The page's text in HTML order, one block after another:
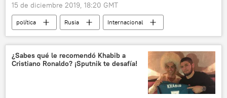
15 de diciembre 2019, 18:20 GMT
política Rusia
Internacional
Japón
🌏 Asia noticias
¿Sabes qué le recomendó Khabib a
Cristiano Ronaldo? ¡Sputnik te desafía!